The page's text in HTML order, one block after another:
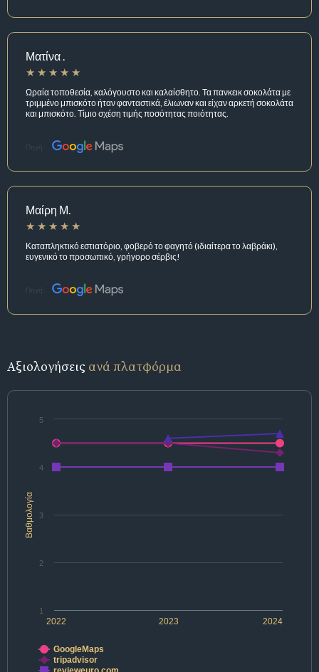
Ματίνα .
Ωραία τοποθεσία, καλόγουστο και καλαίσθητο. Τα πανκεικ σοκολάτα με
τριμμένο μπισκότο ήταν φανταστικά, έλιωναν και είχαν αρκετή σοκολάτα
και μπισκότο. Τίμιο σχέση τιμής ποσότητας ποιότητας.
Πηγή:
Μαίρη Μ.
Καταπληκτικό εστιατόριο, φοβερό το φαγητό (ιδιαίτερα το λαβράκι),
ευγενικό το προσωπικό, γρήγορο σέρβις!
Πηγή:
Αξιολογήσεις ανά πλατφόρμα
Βαθμολογία
2022 2023 2024
1
2
3
4
5
GoogleMaps
tripadvisor